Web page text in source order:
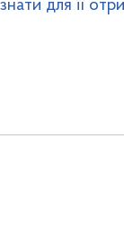
знати для її